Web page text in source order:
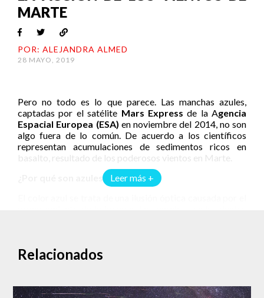
Leer más +
MARTE
POR: ALEJANDRA ALMED
28 MAYO, 2019
Pero no todo es lo que parece. Las manchas azules,
captadas por el satélite Mars Express de la Agencia
Espacial Europea (ESA) en noviembre del 2014, no son
algo fuera de lo común. De acuerdo a los científicos
representan acumulaciones de sedimentos ricos en
basalto, resultado de los poderosos vientos en Marte.
¿Por qué son azules?
de todo el planeta.
Al igual que aquí en la Tierra, el Planeta Rojo tiene
Relacionados